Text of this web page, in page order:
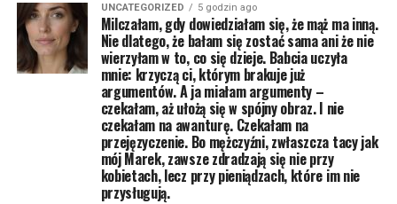
UNCATEGORIZED 5 godzin ago
Milczałam, gdy dowiedziałam się, że mąż ma inną.
Nie dlatego, że bałam się zostać sama ani że nie
wierzyłam w to, co się dzieje. Babcia uczyła
mnie: krzyczą ci, którym brakuje już
argumentów. A ja miałam argumenty –
czekałam, aż ułożą się w spójny obraz. I nie
czekałam na awanturę. Czekałam na
przejęzyczenie. Bo mężczyźni, zwłaszcza tacy jak
mój Marek, zawsze zdradzają się nie przy
kobietach, lecz przy pieniądzach, które im nie
przysługują.